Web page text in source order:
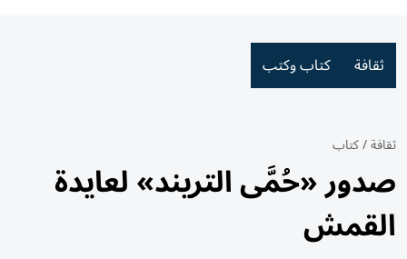
ثقافة كتاب وكتب
ثقافة/كتاب
صدور «حُمَّى التريند» لعايدة
القمش